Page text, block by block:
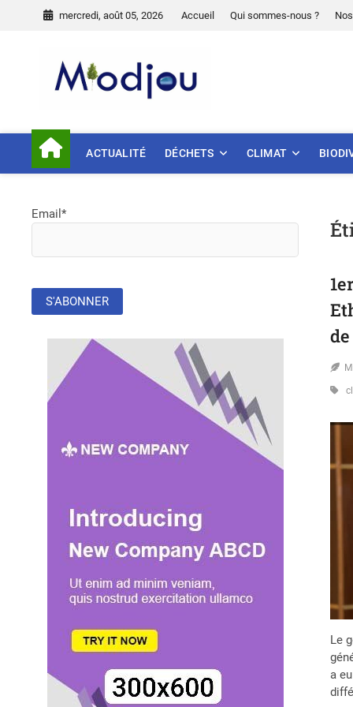
mercredi, août 05, 2026 Accueil Qui sommes-nous ?
ACTUALITÉ DÉCHETS CLIMAT
Le
a
Email*